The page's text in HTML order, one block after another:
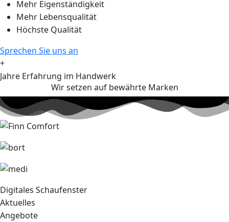
Mehr Eigenständigkeit
Mehr Lebensqualität
Höchste Qualität
Sprechen Sie uns an
+
Jahre Erfahrung im Handwerk
Wir setzen auf bewährte Marken
Digitales Schaufenster
Aktuelles
Angebote